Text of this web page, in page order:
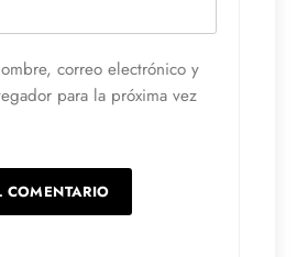
correo electrónico y
para la próxima vez